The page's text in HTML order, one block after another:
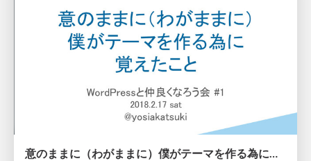
意のままに（わがままに）僕がテーマを作る為に覚えたこと